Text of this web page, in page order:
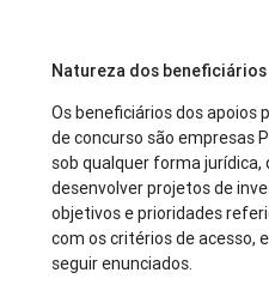
Natureza dos beneficiários
Os beneficiários dos apoios
de concurso são empresas
sob qualquer forma jurídica,
desenvolver projetos de
objetivos e prioridades
com os critérios de acesso,
seguir enunciados.